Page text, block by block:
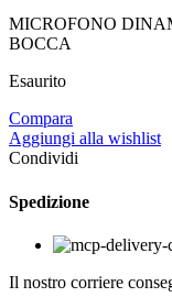
MICROFONO
BOCCA
Esaurito
Compara
Aggiungi alla wishlist
Condividi
Spedizione
Il nostro corriere